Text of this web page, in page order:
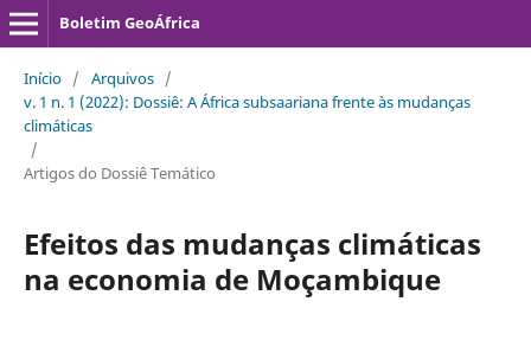
Boletim GeoÁfrica
Início / Arquivos /
v. 1 n. 1 (2022): Dossiê: A África subsaariana frente às mudanças
climáticas
/
Artigos do Dossiê Temático
Efeitos das mudanças climáticas
na economia de Moçambique